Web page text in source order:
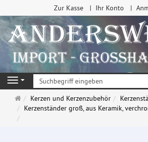
Zur Kasse Ihr Konto
Navigation
Startseite
Kerzen und Kerzenzubehör
Kerzenständer groß, aus Keramik,